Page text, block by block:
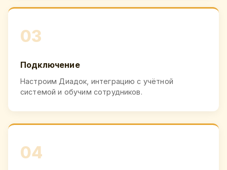
03
Подключение
Настроим Диадок, интеграцию с учётной
системой и обучим сотрудников.
04